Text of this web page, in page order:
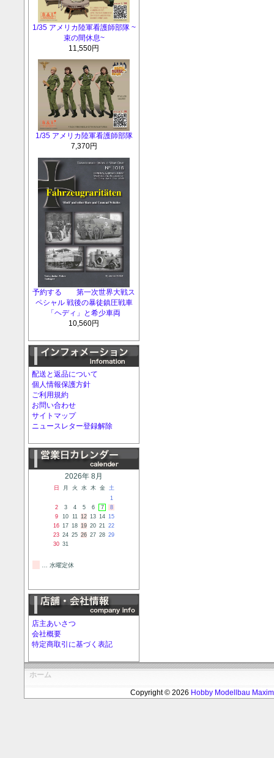
1/35 アメリカ陸軍看護師部隊 ~
束の間休息~
11,550円
1/35 アメリカ陸軍看護師部隊
7,370円
予約する 第一次世界大戦ス
ペシャル 戦後の暴徒鎮圧戦車
「ヘディ」と希少車両
10,560円
配送と返品について
個人情報保護方針
ご利用規約
お問い合わせ
サイトマップ
ニュースレター登録解除
2026年 8月
日 月 火 水 木 金
土
1
2
3 4 5 6 7
8
9
10 11 12 13 14 15
16 17 18 19 20 21 22
23 24 25 26 27 28 29
30 31
… 水曜定休
店主あいさつ
会社概要
特定商取引に基づく表記
ホーム
Copyright © 2026 Hobby Modellbau